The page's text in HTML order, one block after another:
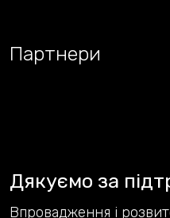
Дякуємо за
Партнери
Впровадження і